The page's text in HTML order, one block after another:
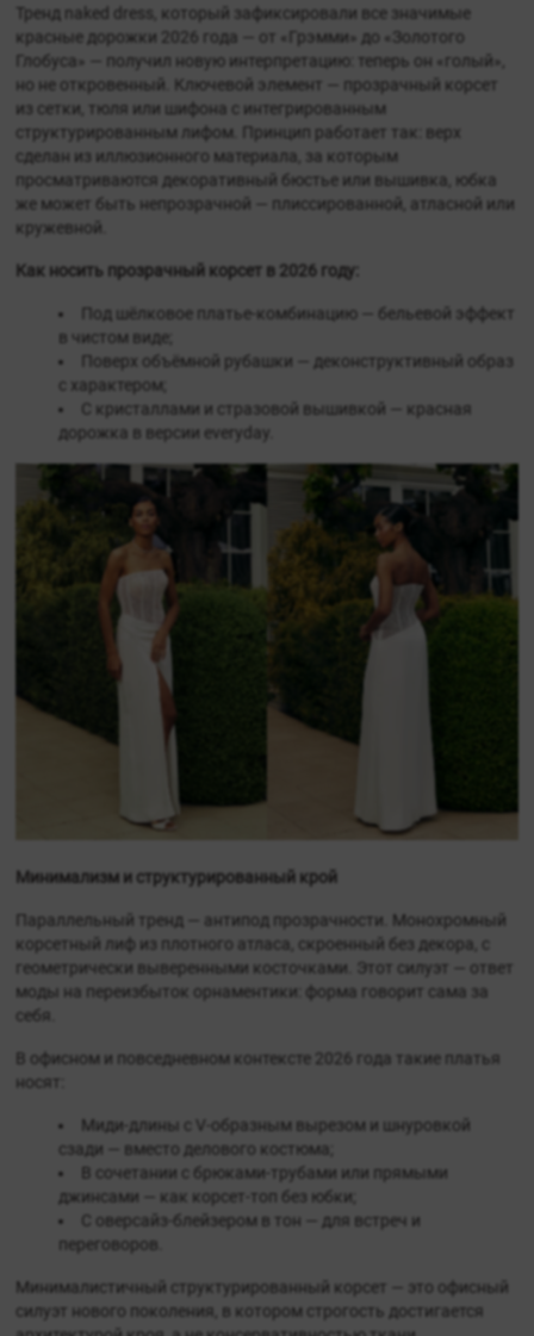
Тренд naked dress, который зафиксировали все значимые
красные дорожки 2026 года — от «Грэмми» до «Золотого
Глобуса» — получил новую интерпретацию: теперь он «голый»,
но не откровенный. Ключевой элемент — прозрачный корсет
из сетки, тюля или шифона с интегрированным
структурированным лифом. Принцип работает так: верх
сделан из иллюзионного материала, за которым
просматриваются декоративный бюстье или вышивка, юбка
же может быть непрозрачной — плиссированной, атласной или
кружевной.
Как носить прозрачный корсет в 2026 году:
Под шёлковое платье-комбинацию — бельевой эффект
в чистом виде;
Поверх объёмной рубашки — деконструктивный образ
с характером;
С кристаллами и стразовой вышивкой — красная
дорожка в версии everyday.
Минимализм и структурированный крой
Параллельный тренд — антипод прозрачности. Монохромный
корсетный лиф из плотного атласа, скроенный без декора, с
геометрически выверенными косточками. Этот силуэт — ответ
моды на переизбыток орнаментики: форма говорит сама за
себя.
В офисном и повседневном контексте 2026 года такие платья
носят:
Миди-длины с V-образным вырезом и шнуровкой
сзади — вместо делового костюма;
В сочетании с брюками-трубами или прямыми
джинсами — как корсет-топ без юбки;
С оверсайз-блейзером в тон — для встреч и
переговоров.
Минималистичный структурированный корсет — это офисный
силуэт нового поколения, в котором строгость достигается